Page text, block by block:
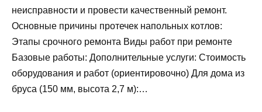
неисправности и провести качественный ремонт.
Основные причины протечек напольных котлов:
Этапы срочного ремонта Виды работ при ремонте
Базовые работы: Дополнительные услуги: Стоимость
оборудования и работ (ориентировочно) Для дома из
бруса (150 мм, высота 2,7 м):…